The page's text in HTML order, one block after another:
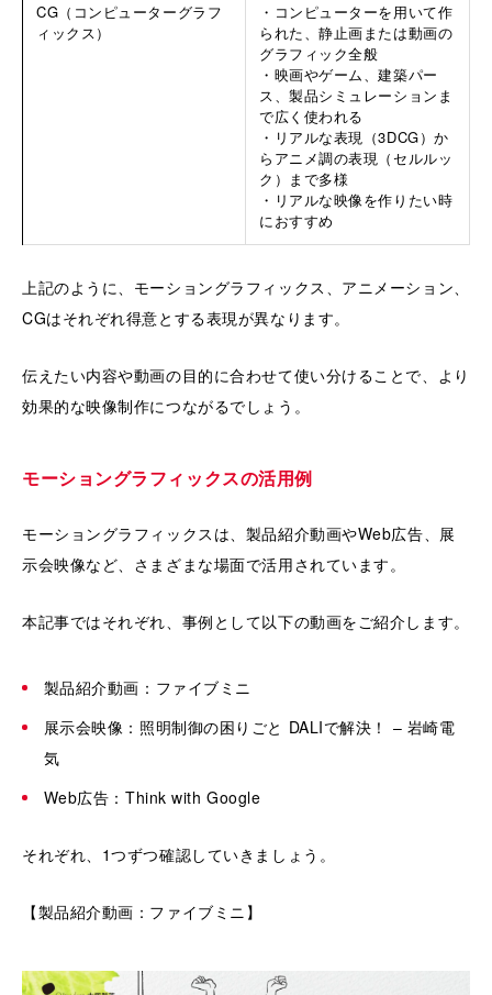
CG（コンピューターグラフ
ィックス）
・コンピューターを用いて作
られた、静止画または動画の
グラフィック全般
・映画やゲーム、建築パー
ス、製品シミュレーションま
で広く使われる
・リアルな表現（3DCG）か
らアニメ調の表現（セルルッ
ク）まで多様
・リアルな映像を作りたい時
におすすめ
上記のように、モーショングラフィックス、アニメーション、
CGはそれぞれ得意とする表現が異なります。
伝えたい内容や動画の目的に合わせて使い分けることで、より
効果的な映像制作につながるでしょう。
モーショングラフィックスの活用例
モーショングラフィックスは、製品紹介動画やWeb広告、展
示会映像など、さまざまな場面で活用されています。
本記事ではそれぞれ、事例として以下の動画をご紹介します。
製品紹介動画：ファイブミニ
展示会映像：照明制御の困りごと DALIで解決！ – 岩崎電
気
Web広告：Think with Google
それぞれ、1つずつ確認していきましょう。
【製品紹介動画：ファイブミニ】